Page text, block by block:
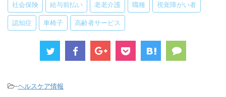
社会保険 給与前払い 老老介護 職種 視覚障がい者
認知症 車椅子 高齢者サービス
-ヘルスケア情報